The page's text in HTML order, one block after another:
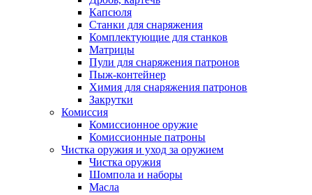
Капсюля
Станки для снаряжения
Комплектующие для станков
Матрицы
Пули для снаряжения патронов
Пыж-контейнер
Химия для снаряжения патронов
Закрутки
Комиссия
Комиссионное оружие
Комиссионные патроны
Чистка оружия и уход за оружием
Чистка оружия
Шомпола и наборы
Масла